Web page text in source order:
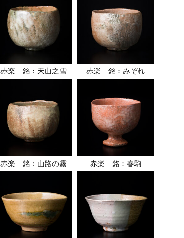
赤楽 銘：天山之雪 赤楽 銘：みぞれ
赤楽 銘：山路の霧 赤楽 銘：春駒